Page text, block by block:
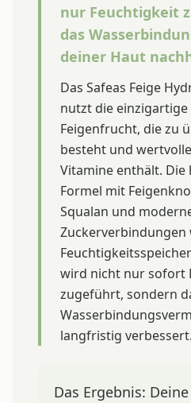
nur Feuchtigkeit
das
deiner Haut
Das Safeas Feige
nutzt die
Feigenfrucht, die zu
besteht und
Vitamine enthält.
Formel mit
Squalan und
Zuckerverbindungen
wird nicht nur sofort
zugeführt, sondern
langfristig verbessert.
Das Ergebnis: